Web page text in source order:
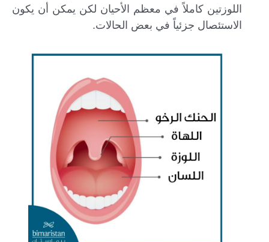
اللوزتين كاملاً في معظم الأحيان لكن يمكن أن يكون
الاستئصال جزئياً في بعض الحالات.